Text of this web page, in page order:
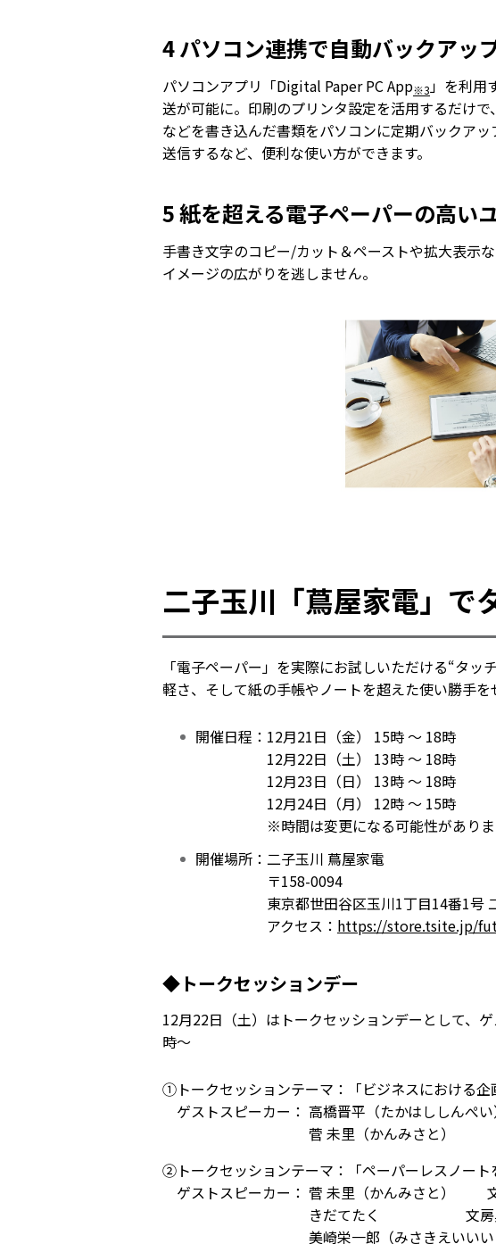
4 パソコン連携で自動バックアッ
パソコンアプリ「Digital Paper PC App※3」を利用
送が可能に。印刷のプリンタ設定を活用するだけ
などを書き込んだ書類をパソコンに定期バックア
送信するなど、便利な使い方ができます。
5 紙を超える電子ペーパーの高い
手書き文字のコピー/カット＆ペーストや拡大表示
イメージの広がりを逃しません。
二子玉川「蔦屋家電」で
「電子ペーパー」を実際にお試しいただける“タ
軽さ、そして紙の手帳やノートを超えた使い勝手を
開催日程：12月21日（金） 15時 ～ 18時
12月22日（土） 13時 ～ 18時
12月23日（日） 13時 ～ 18時
12月24日（月） 12時 ～ 15時
※時間は変更になる可能性がありま
開催場所：二子玉川 蔦屋家電
〒158-0094
東京都世田谷区玉川1丁目14番1号 二子
アクセス： https://store.tsite.jp/
◆トークセッションデー
12月22日（土）はトークセッションデーとして
時～
①トークセッションテーマ：「ビジネスにおける企
ゲストスピーカー： 高橋晋平（たかはししん
菅 未里（かんみさと） 文
②トークセッションテーマ：「ペーパーレスノート
ゲストスピーカー： 菅 未里（かんみさと）
きだてたく 文房具ラ
美崎栄一郎（みさきえいいいちろ